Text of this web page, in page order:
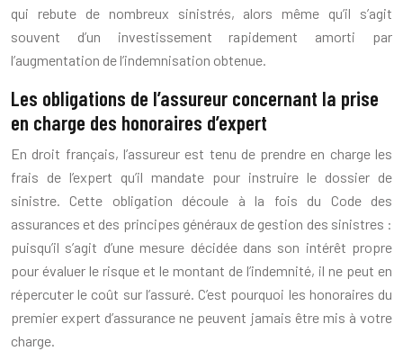
qui rebute de nombreux sinistrés, alors même qu’il s’agit
souvent d’un investissement rapidement amorti par
l’augmentation de l’indemnisation obtenue.
Les obligations de l’assureur concernant la prise
en charge des honoraires d’expert
En droit français, l’assureur est tenu de prendre en charge les
frais de l’expert qu’il mandate pour instruire le dossier de
sinistre. Cette obligation découle à la fois du Code des
assurances et des principes généraux de gestion des sinistres :
puisqu’il s’agit d’une mesure décidée dans son intérêt propre
pour évaluer le risque et le montant de l’indemnité, il ne peut en
répercuter le coût sur l’assuré. C’est pourquoi les honoraires du
premier expert d’assurance ne peuvent jamais être mis à votre
charge.